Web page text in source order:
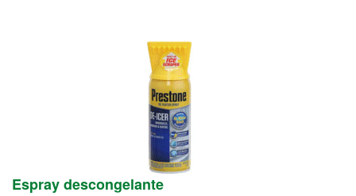
Espray descongelante